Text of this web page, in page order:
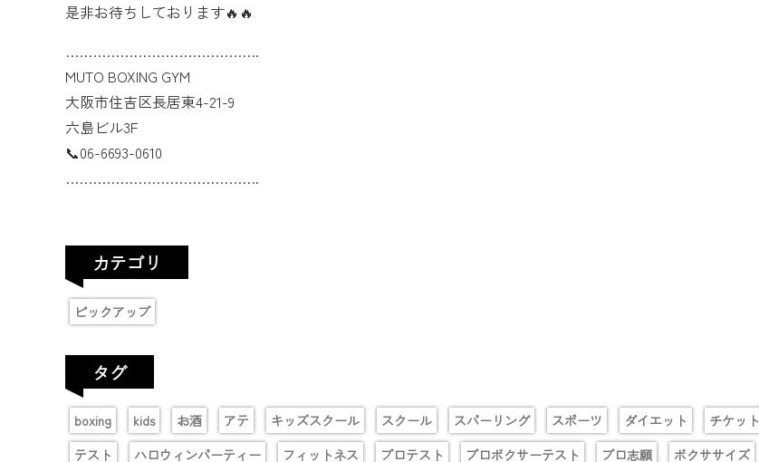
是非お待ちしております🔥🔥
…………………………………….
MUTO BOXING GYM
大阪市住吉区長居東4-21-9
六島ビル3F
📞06-6693-0610
…………………………………….
カテゴリ
ピックアップ
タグ
boxing kids お酒 アテ キッズスクール スクール スパーリング スポーツ ダイエット
チケット
テスト
ハロウィンパーティー フィットネス プロテスト プロボクサーテスト プロ志願
ボクササイズ